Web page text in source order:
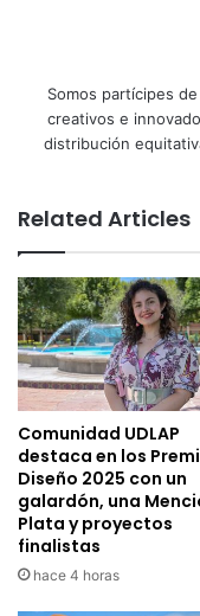
Somos partícipes
creativos e
distribución
Related Articles
Comunidad UDLAP
destaca en los
Diseño 2025 con un
galardón, una
Plata y proyectos
finalistas
hace 4 horas